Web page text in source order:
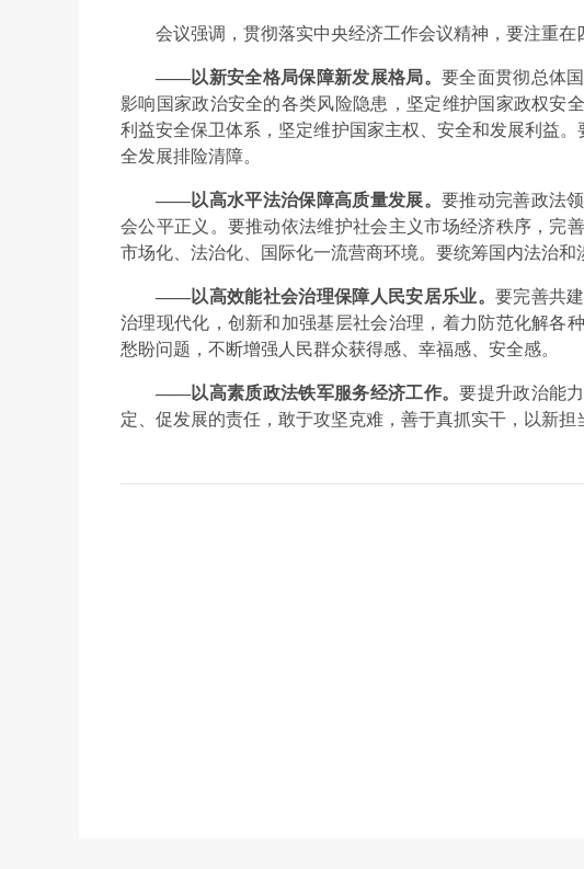
会议强调，贯彻落实中央经济工作会议精神，要注重在
——以新安全格局保障新发展格局。 要全面贯彻总体
影响国家政治安全的各类风险隐患，坚定维护国家政权安
利益安全保卫体系，坚定维护国家主权、安全和发展利益
全发展排险清障。
——以高水平法治保障高质量发展。 要推动完善政法
会公平正义。要推动依法维护社会主义市场经济秩序，完
市场化、法治化、国际化一流营商环境。要统筹国内法治和
——以高效能社会治理保障人民安居乐业。 要完善共
治理现代化，创新和加强基层社会治理，着力防范化解各
愁盼问题，不断增强人民群众获得感、幸福感、安全感。
——以高素质政法铁军服务经济工作。要提升政治能
定、促发展的责任，敢于攻坚克难，善于真抓实干，以新担